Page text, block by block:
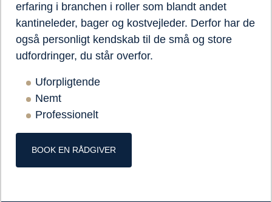
erfaring i branchen i roller som blandt andet
kantineleder, bager og kostvejleder. Derfor har de
også personligt kendskab til de små og store
udfordringer, du står overfor.
Uforpligtende
Nemt
Professionelt
BOOK EN RÅDGIVER